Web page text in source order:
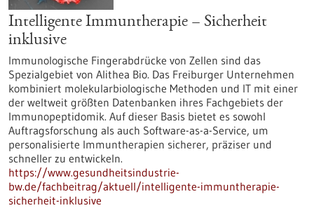
Intelligente Immuntherapie – Sicherheit
inklusive
Immunologische Fingerabdrücke von Zellen sind das
Spezialgebiet von Alithea Bio. Das Freiburger Unternehmen
kombiniert molekularbiologische Methoden und IT mit einer
der weltweit größten Datenbanken ihres Fachgebiets der
Immunopeptidomik. Auf dieser Basis bietet es sowohl
Auftragsforschung als auch Software-as-a-Service, um
personalisierte Immuntherapien sicherer, präziser und
schneller zu entwickeln.
https://www.gesundheitsindustrie-
bw.de/fachbeitrag/aktuell/intelligente-immuntherapie-
sicherheit-inklusive